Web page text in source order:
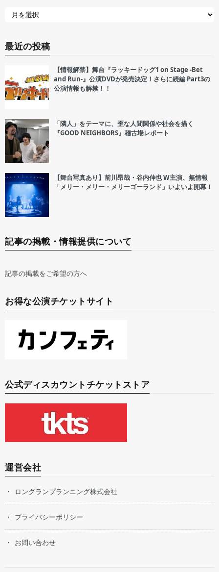
最近の投稿
【情報解禁】舞台『ラッキードッグ1 on Stage -Bet
and Run-』公演DVDが発売決定！さらに続編 Part3の
公演情報も解禁！！
「隣人」をテーマに、歪な人間関係や社会を描く
『GOOD NEIGHBORS』稽古場レポート
【舞台写真あり】前川昂哉・谷内伸也 W主演、無情報
「メリー・メリー・メリーゴーランド」いよいよ開幕！
記事の掲載・情報提供について
記事の掲載をご希望の方へ
お得な公演チケットサイト
公式ディスカウントチケットストア
運営会社
ロングランプランニング株式会社
プライバシーポリシー
お問い合わせ